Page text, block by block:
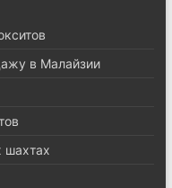
в Малайзии
шахтах